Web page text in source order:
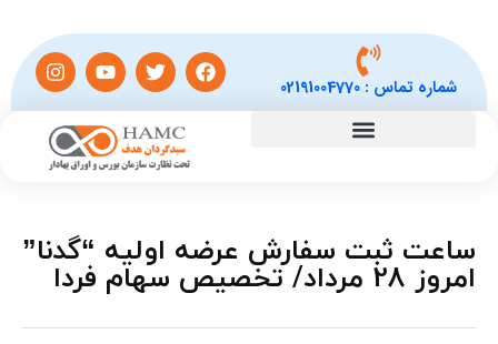
شماره تماس :02191004770
ساعت ثبت سفارش عرضه اولیه “گدنا”
امروز 28 مرداد/ تخصیص سهام فردا